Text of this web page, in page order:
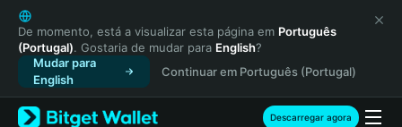
English
日本語
Tiếng Việt
Русский
Español (Latinoamérica)
Türkçe
De momento, está a visualizar esta página em Português
(Portugal). Gostaria de mudar para English?
Mudar para
English
Continuar em Português (Portugal)
Descarregar agora